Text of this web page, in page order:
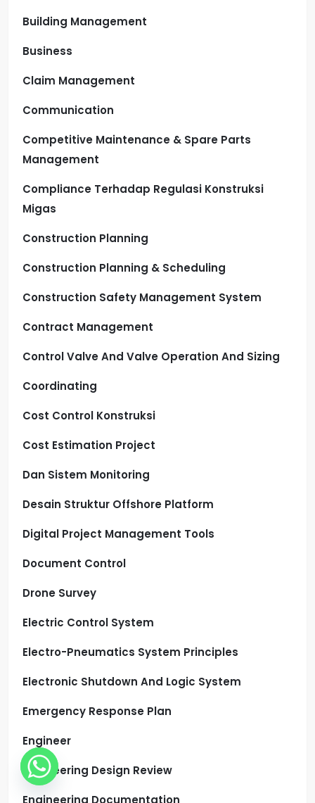
Building Management
Business
Claim Management
Communication
Competitive Maintenance & Spare Parts
Management
Compliance Terhadap Regulasi Konstruksi
Migas
Construction Planning
Construction Planning & Scheduling
Construction Safety Management System
Contract Management
Control Valve And Valve Operation And Sizing
Coordinating
Cost Control Konstruksi
Cost Estimation Project
Dan Sistem Monitoring
Desain Struktur Offshore Platform
Digital Project Management Tools
Document Control
Drone Survey
Electric Control System
Electro-Pneumatics System Principles
Electronic Shutdown And Logic System
Emergency Response Plan
Engineer
Engineering Design Review
Engineering Documentation